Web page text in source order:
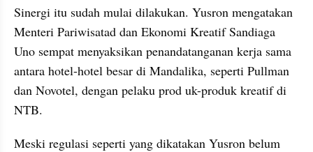
Sinergi itu sudah mulai dilakukan. Yusron mengatakan
Menteri Pariwisatad dan Ekonomi Kreatif Sandiaga
Uno sempat menyaksikan penandatanganan kerja sama
antara hotel-hotel besar di Mandalika, seperti Pullman
dan Novotel, dengan pelaku prod uk-produk kreatif di
NTB.
Meski regulasi seperti yang dikatakan Yusron belum